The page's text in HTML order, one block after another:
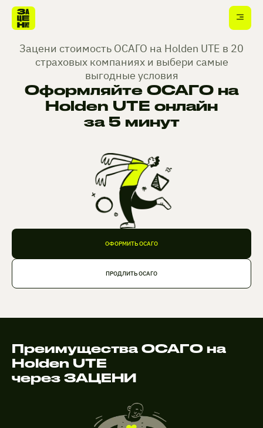
Зацени стоимость ОСАГО на Holden UTE в 20
страховых компаниях и выбери самые
выгодные условия
Оформляйте ОСАГО на
Holden UTE онлайн
за 5 минут
ОФОРМИТЬ ОСАГО
ПРОДЛИТЬ ОСАГО
Преимущества ОСАГО на
Holden UTE
через ЗАЦЕНИ